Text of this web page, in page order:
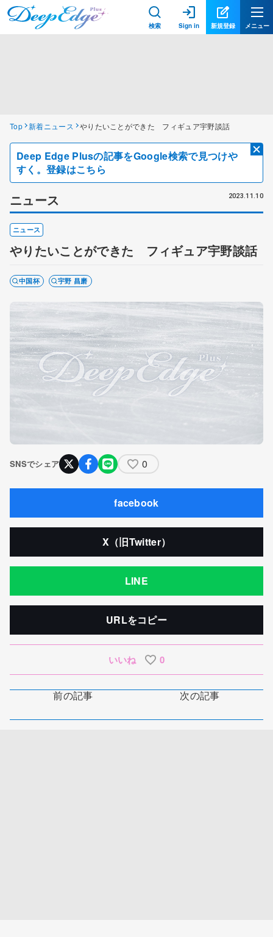
検索 Sign in 新規登録 メニュー
Top 新着ニュース やりたいことができた フィギュア宇野談話
Deep Edge Plusの記事をGoogle検索で見つけや
すく。登録はこちら
ニュース 2023.11.10
ニュース
やりたいことができた フィギュア宇野談話
中国杯 宇野 昌磨
SNSでシェア 0
facebook
X（旧Twitter）
LINE
URLをコピー
いいね 0
前の記事 次の記事